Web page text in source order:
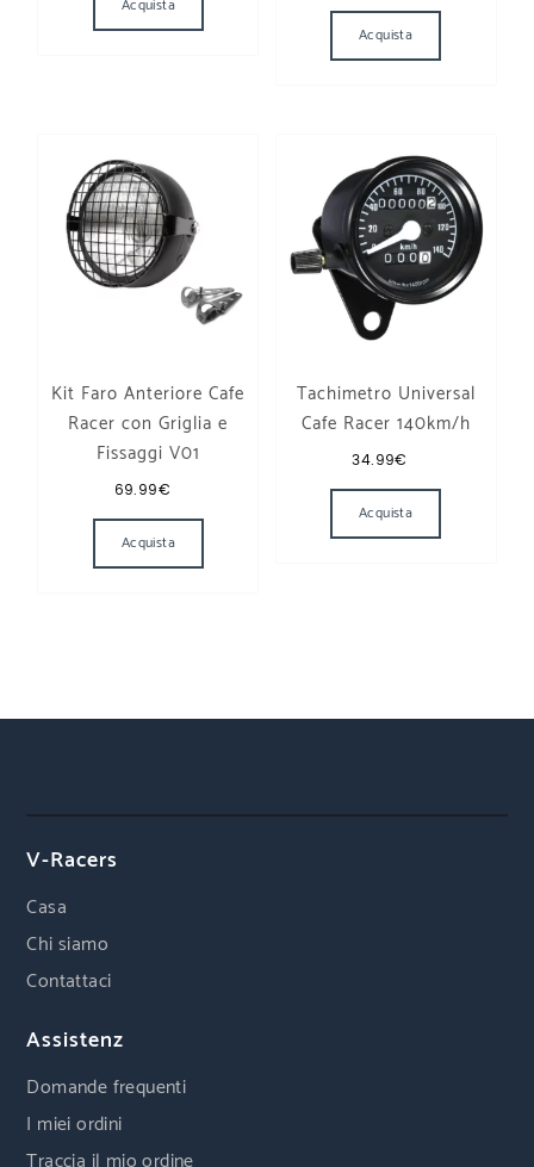
Acquista
Acquista
Kit Faro Anteriore Cafe
Racer con Griglia e
Fissaggi V01
69.99€
Acquista
Tachimetro Universal
Cafe Racer 140km/h
34.99€
Acquista
V-Racers
Casa
Chi siamo
Contattaci
Assistenz
Domande frequenti
I miei ordini